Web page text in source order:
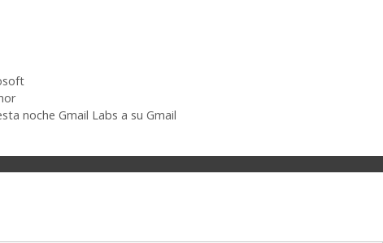
noche Gmail Labs a su Gmail